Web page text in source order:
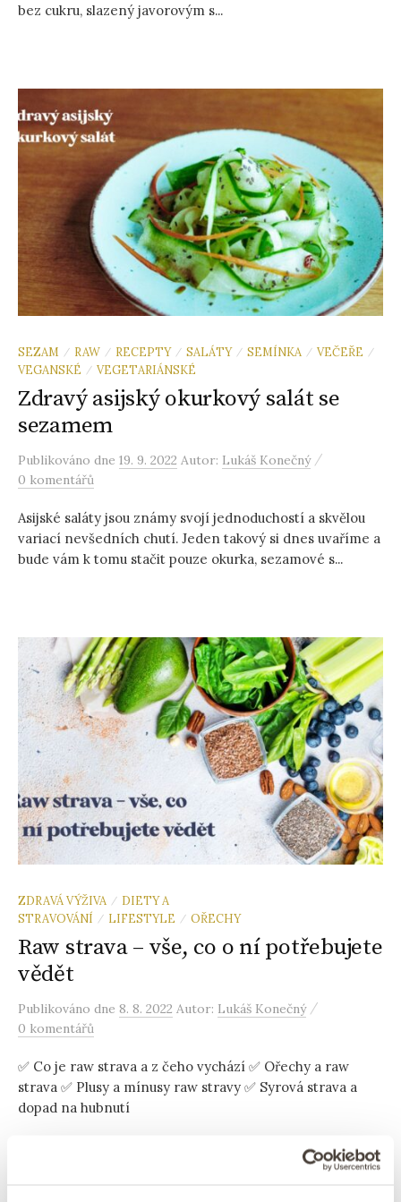
bez cukru, slazený javorovým s...
SEZAM / RAW / RECEPTY / SALÁTY / SEMÍNKA / VEČEŘE /
VEGANSKÉ / VEGETARIÁNSKÉ
Zdravý asijský okurkový salát se
sezamem
Publikováno dne 19. 9. 2022 Autor: Lukáš Konečný /
0 komentářů
Asijské saláty jsou známy svojí jednoduchostí a skvělou
variací nevšedních chutí. Jeden takový si dnes uvaříme a
bude vám k tomu stačit pouze okurka, sezamové s...
ZDRAVÁ VÝŽIVA / DIETY A
STRAVOVÁNÍ
/ LIFESTYLE / OŘECHY
Raw strava – vše, co o ní potřebujete
vědět
Publikováno dne 8. 8. 2022 Autor: Lukáš Konečný /
0 komentářů
✅ Co je raw strava a z čeho vychází ✅ Ořechy a raw
strava ✅ Plusy a mínusy raw stravy ✅ Syrová strava a
dopad na hubnutí